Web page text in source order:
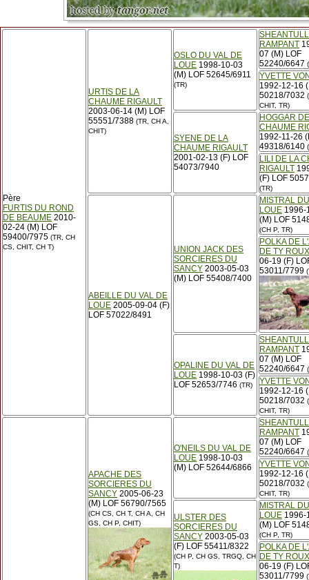
Père
FURTIS DU ROND
DE BEAUME 2010-
02-24 (M) LOF
59400/7975 (TR, CH
CS, CHIT, CH T)
URTIS DE LA
CHAUME RIGAULT
2003-06-14 (M) LOF
55551/7388 (TR, CH A,
CHIT)
OSLO DU VAL DE
LOUE 1998-10-03
(M) LOF 52645/6911
(TR)
RAMPANT
07 (M) LOF
52240/6647
YVETTE
1992-12-16
50218/7032
CHIT, TR)
SYENE DE LA
CHAUME RIGAULT
2001-02-13 (F) LOF
54073/7940
HOGGAR
CHAUME
1992-11-26
49318/6140
LILI DE LA
RIGAULT
(F) LOF
(TR)
ABEILLE DU VAL DE
LOUE 2005-09-04 (F)
LOF 57022/8491
UNION JACK DES
SORCIERES DU
SANCY 2003-05-03
(M) LOF 55408/7400
MISTRAL
LOUE 1996-
(M) LOF
(CH P, TR)
POLKA DE
DE TY ROUX
06-19 (F)
53011/7799
OPALINE DU VAL DE
LOUE 1998-10-03 (F)
LOF 52653/7746 (TR)
RAMPANT
07 (M) LOF
52240/6647
YVETTE
1992-12-16
50218/7032
CHIT, TR)
APACHE DES
SORCIERES DU
SANCY 2005-06-23
(M) LOF 56790/7565
(CH CS, CH T, CH A, CH
GS, CH P, CHIT)
O'NEILS DU VAL DE
LOUE 1998-10-03
(M) LOF 52644/6866
RAMPANT
07 (M) LOF
52240/6647
YVETTE
1992-12-16
50218/7032
CHIT, TR)
ULSTER DES
SORCIERES DU
SANCY 2003-05-03
(F) LOF 55411/8322
(CH P, CH GS, TRGQ, CH
T)
MISTRAL
LOUE 1996-
(M) LOF
(CH P, TR)
POLKA DE
DE TY ROUX
06-19 (F)
53011/7799